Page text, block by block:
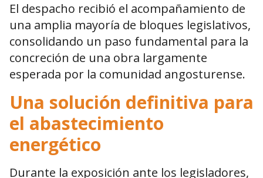
El despacho recibió el acompañamiento de
una amplia mayoría de bloques legislativos,
consolidando un paso fundamental para la
concreción de una obra largamente
esperada por la comunidad angosturense.
Una solución definitiva para
el abastecimiento
energético
Durante la exposición ante los legisladores,